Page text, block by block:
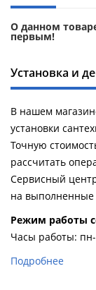
О данном
первым!
Установка и
В нашем
установки
Точную
рассчитать
Сервисный
на выполненные
Pежим работы
Часы работы:
Подробнее